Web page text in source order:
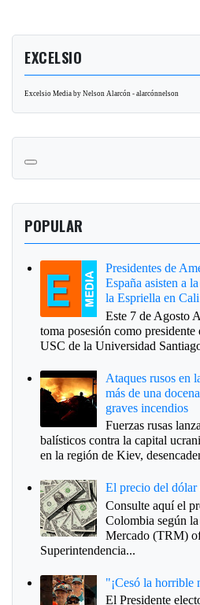
EXCELSIO
Excelsio Media by Nelson Alarcón - alarcónnelson
POPULAR
Presidentes de
España asisten a
la Espriella en Cali
Este 7 de Agosto
toma posesión como
USC de la Universidad
Ataques rusos en
más de una
graves incendios
Fuerzas rusas
balísticos contra la capital
en la región de Kiev,
El precio del
Consulte aquí el
Colombia según
Mercado (TRM)
Superintendencia...
"¡Cesó la horrible
El Presidente